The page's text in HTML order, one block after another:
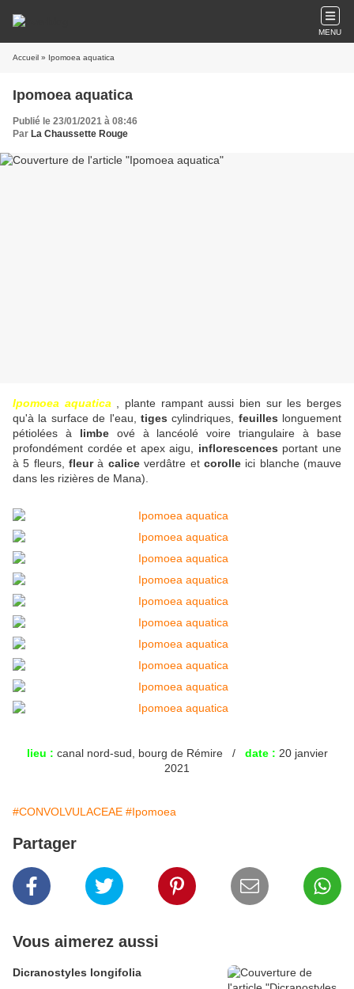
MENU
Accueil » Ipomoea aquatica
Ipomoea aquatica
Publié le 23/01/2021 à 08:46
Par La Chaussette Rouge
Ipomoea aquatica , plante rampant aussi bien sur les berges
qu'à la surface de l'eau, tigescylindriques, feuilles longuement
pétiolées à limbe ové à lancéolé voire triangulaire à base
profondément cordée et apex aigu, inflorescences portant une
à 5 fleurs,fleurà caliceverdâtre et corolle ici blanche (mauve
dans les rizières de Mana).
lieu : canal nord-sud, bourg de Rémire / date : 20 janvier
2021
#CONVOLVULACEAE #Ipomoea
Partager
Vous aimerez aussi
Dicranostyles longifolia